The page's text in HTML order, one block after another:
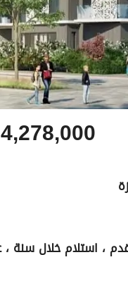
4,278,000
الموقع والأماكن القريبة